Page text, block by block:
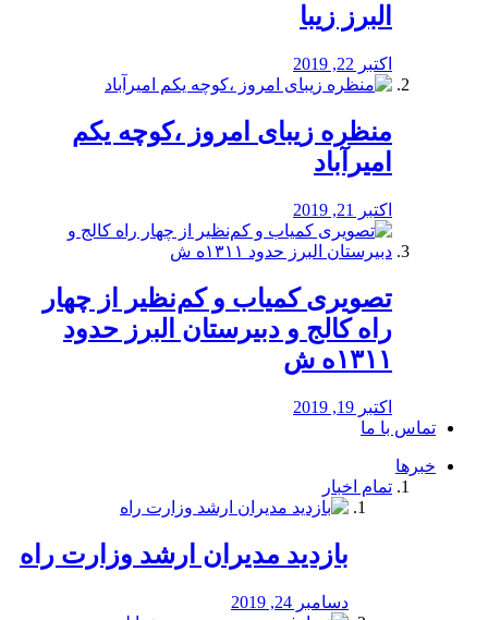
البرز زیبا
اکتبر 22, 2019
منظره‌‌ زیبای امروز ،کوچه یکم
امیرآباد
اکتبر 21, 2019
️تصویری کمیاب و کم‌نظیر از چهار
راه كالج و دبيرستان البرز حدود
۱۳۱۱ه ش
اکتبر 19, 2019
تماس با ما
خبرها
تمام اخبار
بازدید مدیران ارشد وزارت راه
دسامبر 24, 2019